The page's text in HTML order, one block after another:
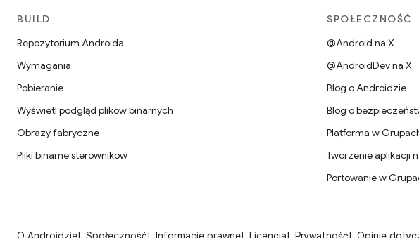
BUILD
Repozytorium Androida
Wymagania
Pobieranie
Wyświetl podgląd plików binarnych
Obrazy fabryczne
Pliki binarne sterowników
SPOŁECZNOŚĆ
@Android na X
@AndroidDev na X
Blog o Androidzie
Blog o
Platforma w
Tworzenie aplikacji
Portowanie w